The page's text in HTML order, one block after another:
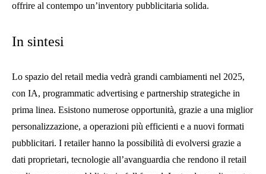
offrire al contempo un’inventory pubblicitaria solida.
In sintesi
Lo spazio del retail media vedrà grandi cambiamenti nel 2025,
con IA, programmatic advertising e partnership strategiche in
prima linea. Esistono numerose opportunità, grazie a una miglior
personalizzazione, a operazioni più efficienti e a nuovi formati
pubblicitari. I retailer hanno la possibilità di evolversi grazie a
dati proprietari, tecnologie all’avanguardia che rendono il retail